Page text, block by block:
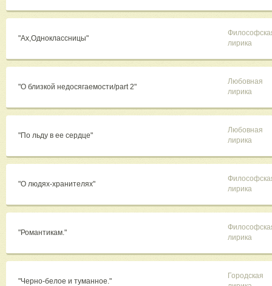
"Ах,Одноклассницы"
лирика
"О близкой недосягаемости/part 2"
Любовная
лирика
"По льду в ее сердце"
Любовная
лирика
"О людях-хранителях"
лирика
"Романтикам."
лирика
"Черно-белое и туманное."
Городская